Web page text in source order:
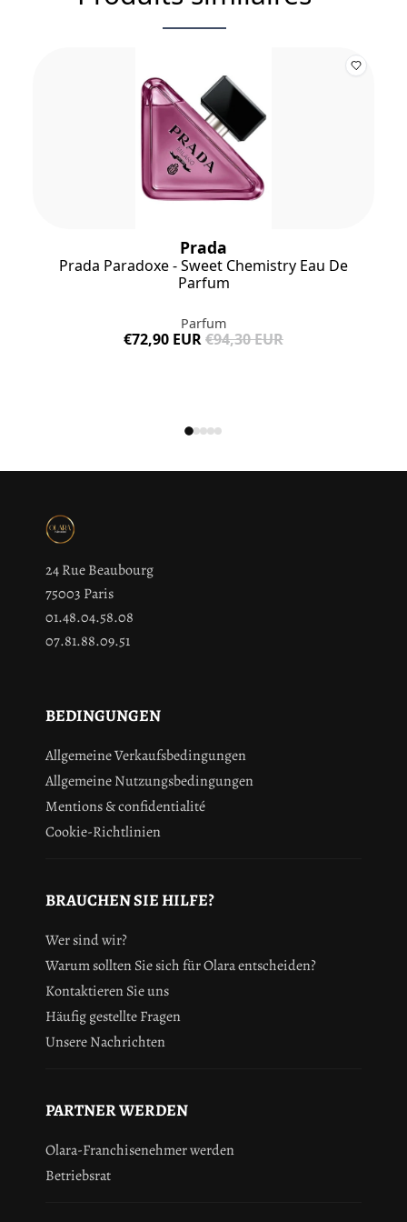
Prada
Prada Paradoxe - Sweet Chemistry Eau De
Parfum
Parfum
€72,90 EUR€94,30 EUR
24 Rue Beaubourg
75003 Paris
01.48.04.58.08
07.81.88.09.51
BEDINGUNGEN
Allgemeine Verkaufsbedingungen
Allgemeine Nutzungsbedingungen
Mentions & confidentialité
Cookie-Richtlinien
BRAUCHEN SIE HILFE?
Wer sind wir?
Warum sollten Sie sich für Olara entscheiden?
Kontaktieren Sie uns
Häufig gestellte Fragen
Unsere Nachrichten
PARTNER WERDEN
Olara-Franchisenehmer werden
Betriebsrat